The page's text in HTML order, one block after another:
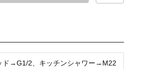
ド→G1/2、キッチンシャワー→M22